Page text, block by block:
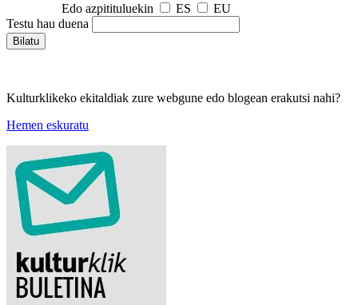
Edo azpitituluekin
ES
EU
Testu hau duena
Kulturklikeko ekitaldiak zure webgune edo blogean erakutsi nahi?
Hemen eskuratu